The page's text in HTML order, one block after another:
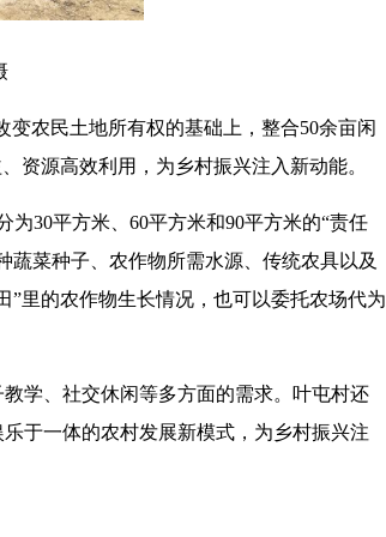
农民土地所有权的基础上，整合50余亩闲
资源高效利用，为乡村振兴注入新动能。
30平方米、60平方米和90平方米的“责任
蔬菜种子、农作物所需水源、传统农具以及
”里的农作物生长情况，也可以委托农场代为
学、社交休闲等多方面的需求。叶屯村还
于一体的农村发展新模式，为乡村振兴注